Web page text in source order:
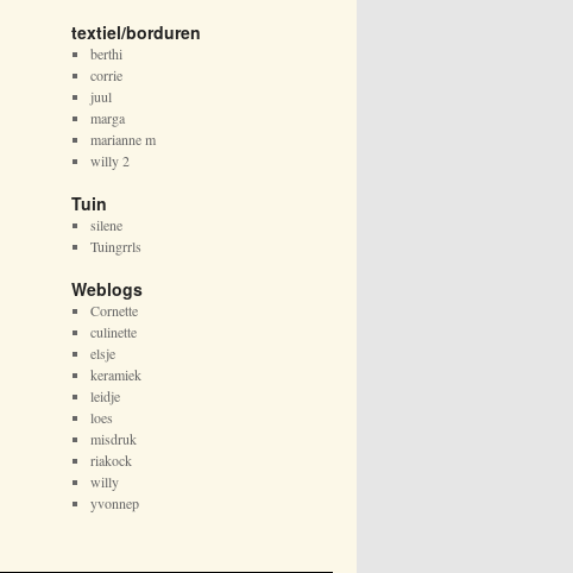
textiel/borduren
berthi
corrie
juul
marga
marianne m
willy 2
Tuin
silene
Tuingrrls
Weblogs
Cornette
culinette
elsje
keramiek
leidje
loes
misdruk
riakock
willy
yvonnep